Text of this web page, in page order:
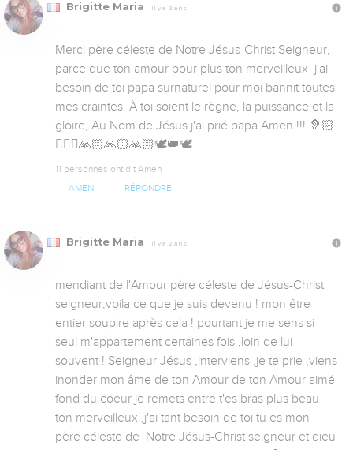
Brigitte Maria Il y a 2 ans
Merci père céleste de Notre Jésus-Christ Seigneur,
parce que ton amour pour plus ton merveilleux  j'ai
besoin de toi papa surnaturel pour moi bannit toutes
mes craintes. À toi soient le règne, la puissance et la
gloire, Au Nom de Jésus j'ai prié papa Amen !!! 🦻🏻
🙇🏻‍♀️🙏🏻🙏🏻🙏🏻🕊️👑🕊️
11 personnes ont dit Amen
AMEN RÉPONDRE
Brigitte Maria Il y a 2 ans
mendiant de l'Amour père céleste de Jésus-Christ
seigneur,voila ce que je suis devenu ! mon être
entier soupire après cela ! pourtant je me sens si
seul m'appartement certaines fois ,loin de lui
souvent ! Seigneur Jésus ,interviens ,je te prie ,viens
inonder mon âme de ton Amour de ton Amour aimé
fond du coeur je remets entre t'es bras plus beau
ton merveilleux ,j'ai tant besoin de toi tu es mon
père céleste de  Notre Jésus-Christ seigneur et dieu